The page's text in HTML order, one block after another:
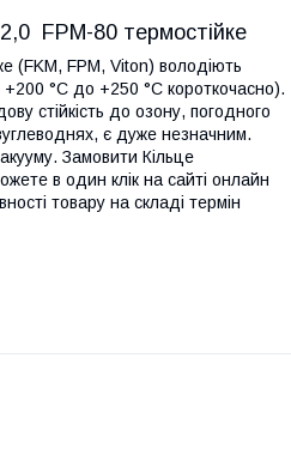
FPM-80 термостійке
(FKM, FPM, Viton) володіють
°C до +250 °C короткочасно).
стійкість до озону, погодного
є дуже незначним.
Замовити Кільце
в один клік на сайті онлайн
товару на складі термін